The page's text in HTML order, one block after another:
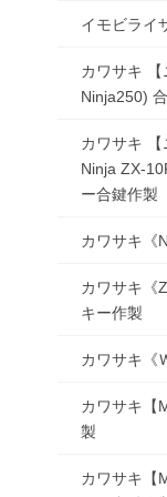
イモビライ
カワサキ
Ninja250)
カワサキ 【
Ninja ZX-
ー合鍵作製
カワサキ《
カワサキ《
キー作製
カワサキ《
カワサキ【
製
カワサキ【